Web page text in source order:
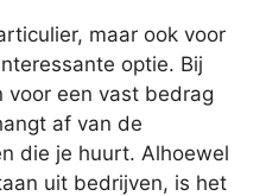
maar ook voor
optie. Bij
voor een vast bedrag
af van de
die je huurt. Alhoewel
uit bedrijven, is het